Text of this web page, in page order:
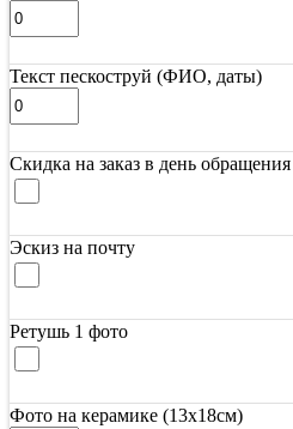
Текст пескоструй (ФИО, даты)
Скидка на заказ в день обращения
Эскиз на почту
Ретушь 1 фото
Фото на керамике (13х18см)